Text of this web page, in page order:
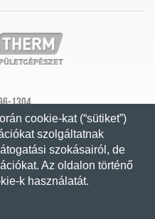
1304
u. 138.
cookie-kat (“sütiket”)
szolgáltatnak
szokásairól, de
Az oldalon történő
k használatát.